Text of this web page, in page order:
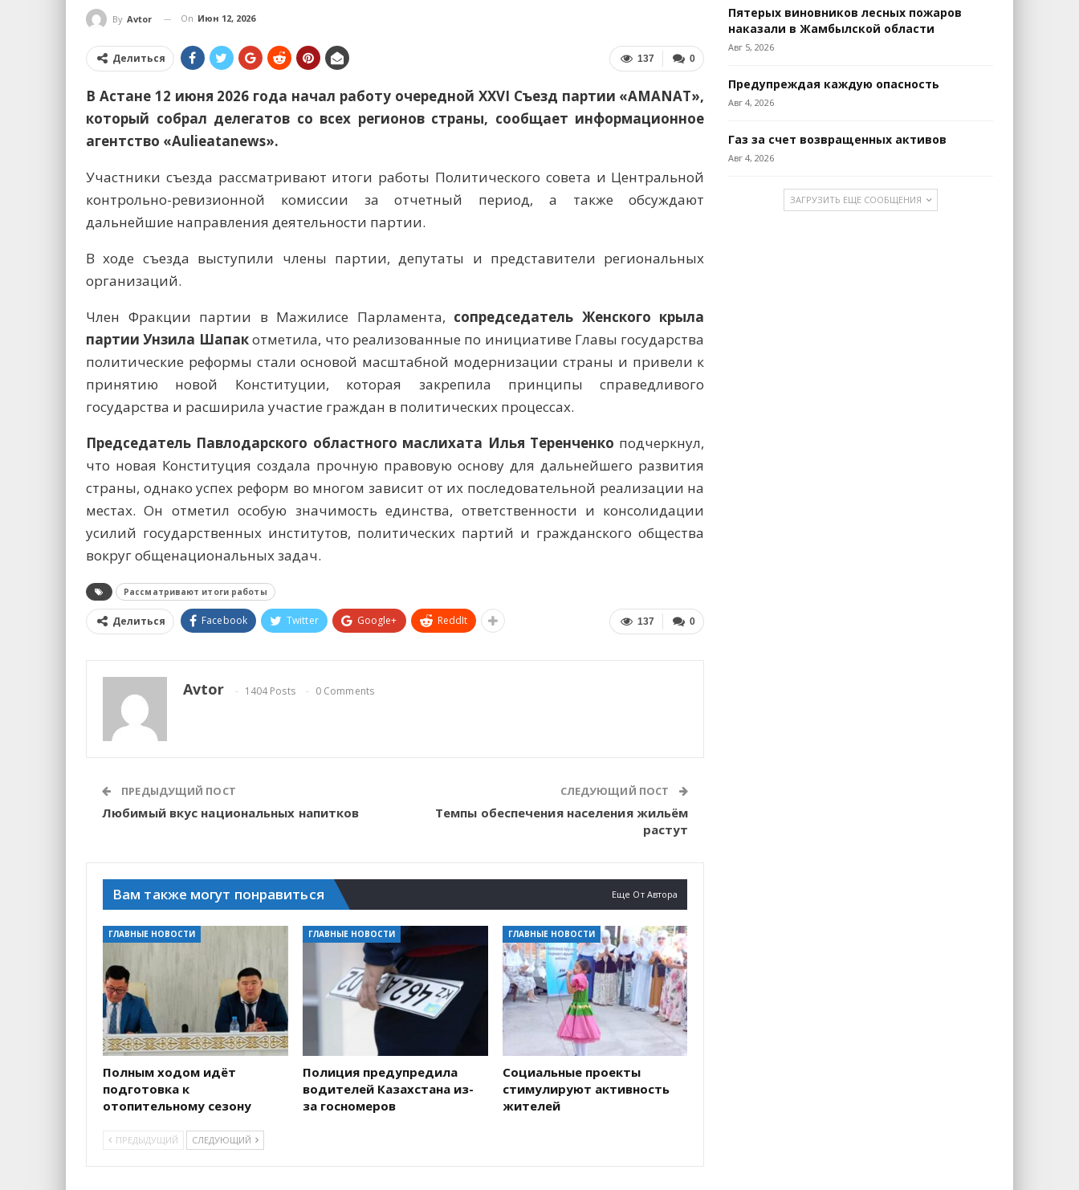
By Avtor On Июн 12, 2026
0
137
Делиться
В Астане 12 июня 2026 года начал работу очередной XXVI Съезд партии «AMANAT»,
который собрал делегатов со всех регионов страны, сообщает информационное
агентство «Aulieаtanews».
Участники съезда рассматривают итоги работы Политического совета и Центральной
контрольно-ревизионной комиссии за отчетный период, а также обсуждают
дальнейшие направления деятельности партии.
В ходе съезда выступили члены партии, депутаты и представители региональных
организаций.
Член Фракции партии в Мажилисе Парламента, сопредседатель Женского крыла
партии Унзила Шапакотметила, что реализованные по инициативе Главы государства
политические реформы стали основой масштабной модернизации страны и привели к
принятию новой Конституции, которая закрепила принципы справедливого
государства и расширила участие граждан в политических процессах.
Председатель Павлодарского областного маслихата Илья Теренченко подчеркнул,
что новая Конституция создала прочную правовую основу для дальнейшего развития
страны, однако успех реформ во многом зависит от их последовательной реализации на
местах. Он отметил особую значимость единства, ответственности и консолидации
усилий государственных институтов, политических партий и гражданского общества
вокруг общенациональных задач.
Рассматривают итоги работы
0
137
Делиться Facebook Twitter Google+ ReddIt
Avtor 1404 Posts 0 Comments
ПРЕДЫДУЩИЙ ПОСТ
Любимый вкус национальных напитков
СЛЕДУЮЩИЙ ПОСТ
Темпы обеспечения населения жильём
растут
Вам также могут понравиться Еще От Автора
ГЛАВНЫЕ НОВОСТИ
Полным ходом идёт
подготовка к
отопительному сезону
ГЛАВНЫЕ НОВОСТИ
Полиция предупредила
водителей Казахстана из-
за госномеров
ГЛАВНЫЕ НОВОСТИ
Социальные проекты
стимулируют активность
жителей
ПРЕДЫДУЩИЙ СЛЕДУЮЩИЙ
Пятерых виновников лесных пожаров
наказали в Жамбылской области
Авг 5, 2026
Предупреждая каждую опасность
Авг 4, 2026
Газ за счет возвращенных активов
Авг 4, 2026
ЗАГРУЗИТЬ ЕЩЕ СООБЩЕНИЯ